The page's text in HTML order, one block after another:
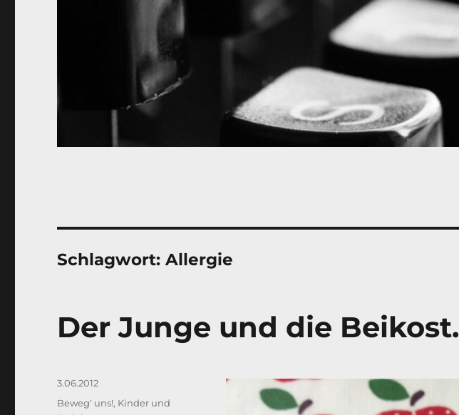
Schlagwort:Allergie
Der Junge und die Beikost.
Veröffentlicht
3.06.2012
Kategorien
Beweg' uns!, Kinder und